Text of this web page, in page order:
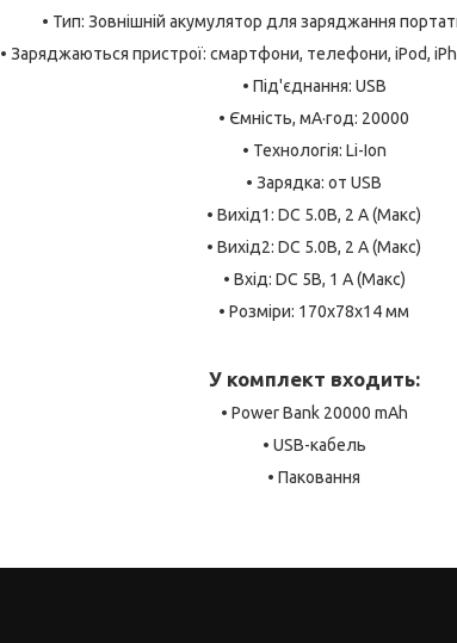
• Тип: Зовнішній акумулятор для заряджання
• Заряджаються пристрої: смартфони, телефони, iPod,
• Під'єднання: USB
• Ємність, мА·год: 20000
• Технологія: Li-Ion
• Зарядка: от USB
• Вихід1: DC 5.0В, 2 А (Макс)
• Вихід2: DC 5.0В, 2 А (Макс)
• Вхід: DC 5В, 1 А (Макс)
• Розміри: 170х78х14 мм
У комплект входить:
• Power Bank 20000 mAh
• USB-кабель
• Паковання